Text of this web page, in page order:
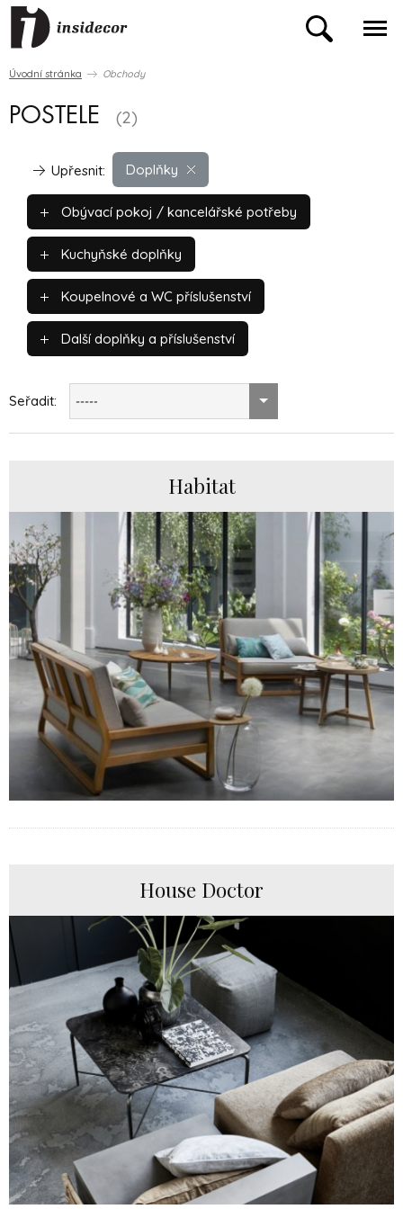
Úvodní stránka Obchody
POSTELE (2)
Doplňky
Upřesnit:
Obývací pokoj / kancelářské potřeby
Kuchyňské doplňky
Koupelnové a WC příslušenství
Další doplňky a příslušenství
Seřadit: -----
Habitat
House Doctor